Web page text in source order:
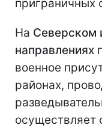
приграничных
На Северском
направлениях
военное
районах,
осуществляет